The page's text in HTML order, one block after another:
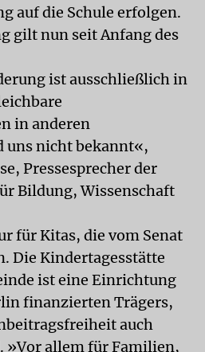
auf die Schule erfolgen.
gilt nun seit Anfang des
ist ausschließlich in
in anderen
uns nicht bekannt«,
Pressesprecher der
Bildung, Wissenschaft
für Kitas, die vom Senat
Die Kindertagesstätte
ist eine Einrichtung
finanzierten Trägers,
auch
»Vor allem für Familien,